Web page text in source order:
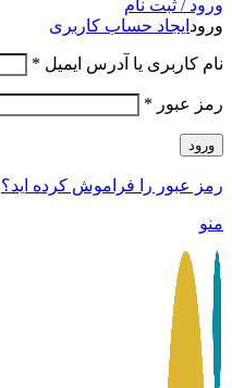
ورود / ثبت نام
ورود ایجاد حساب کاربری
نام کاربری یا آدرس ایمیل *
رمز عبور *
ورود
رمز عبور را فراموش کرده اید؟
منو